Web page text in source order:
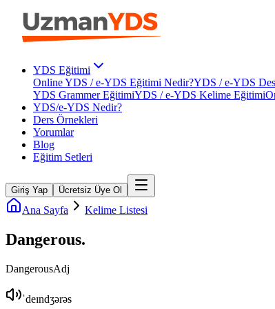
YDS Eğitimi
Online YDS / e-YDS Eğitimi Nedir?YDS / e-YDS
YDS Grammer EğitimiYDS / e-YDS Kelime Eğitimi
YDS/e-YDS Nedir?
Ders Örnekleri
Yorumlar
Blog
Eğitim Setleri
Giriş Yap Ücretsiz Üye Ol
Ana Sayfa Kelime Listesi
Dangerous.
DangerousAdj
ˈdeɪndʒərəs